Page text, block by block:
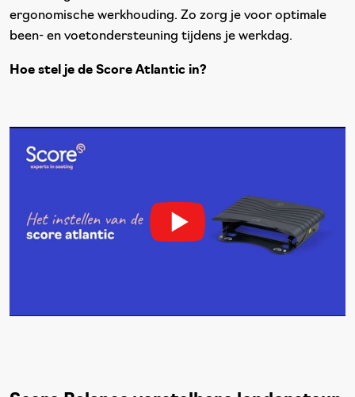
ergonomische werkhouding. Zo zorg je voor optimale
been- en voetondersteuning tijdens je werkdag.
Hoe stel je de Score Atlantic in?